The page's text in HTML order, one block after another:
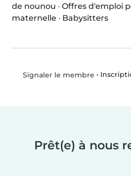
de nounou · Offres d'emploi
maternelle · Babysitters
Signaler le membre •
Prêt(e) à nous